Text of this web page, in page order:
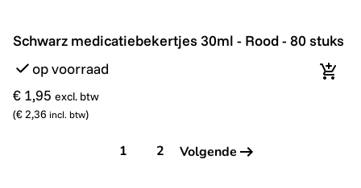
Schwarz medicatiebekertjes 30ml - Rood - 80 stuks
Schwarz medicatiebekertjes 30ml - Rood - 80 stuks
op voorraad
€ 1,95 excl. btw
(€ 2,36 incl. btw)
In
1 2 Volgende